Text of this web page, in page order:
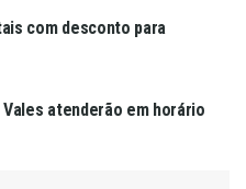
com desconto para
atenderão em horário